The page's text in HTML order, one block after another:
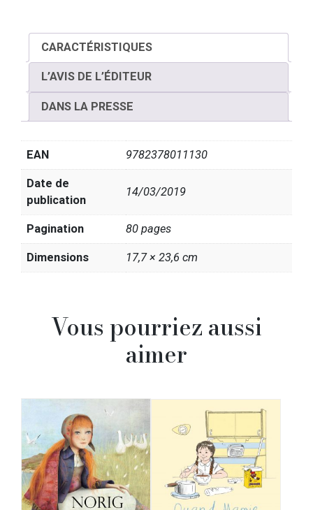
CARACTÉRISTIQUES
L’AVIS DE L’ÉDITEUR
DANS LA PRESSE
EAN 9782378011130
Date de
publication
14/03/2019
Pagination 80 pages
Dimensions 17,7 × 23,6 cm
Vous pourriez aussi
aimer